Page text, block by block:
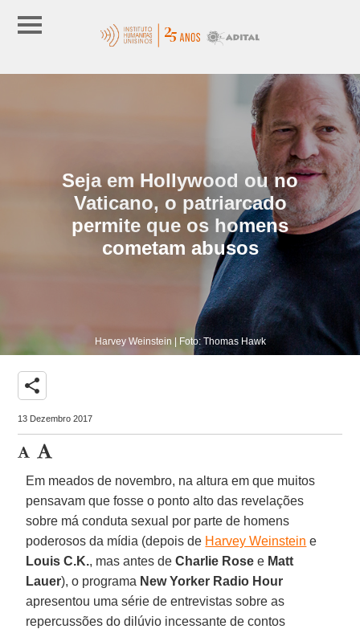
Seja em Hollywood ou no
Vaticano, o patriarcado
permite que os homens
cometam abusos
Harvey Weinstein | Foto: Thomas Hawk
share
13 Dezembro 2017
Em meados de novembro, na altura em que muitos
pensavam que fosse o ponto alto das revelações
sobre má conduta sexual por parte de homens
poderosos da mídia (depois de Harvey Weinstein e
Louis C.K., mas antes deCharlie Rose e Matt
Lauer), o programa New Yorker Radio Hour
apresentou uma série de entrevistas sobre as
repercussões do dilúvio incessante de contos